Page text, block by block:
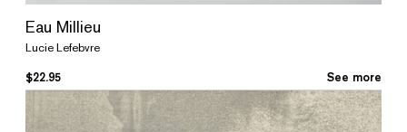
Eau Millieu
Lucie Lefebvre
$22.95 See more